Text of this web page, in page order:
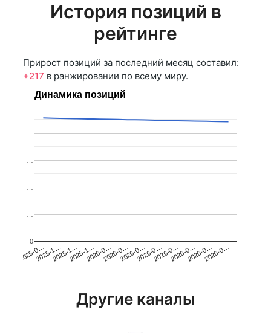
История позиций в
рейтинге
Прирост позиций за последний месяц составил:
+217 в ранжировании по всему миру.
Динамика позиций
2025-0…2025-1…2025-1…2025-1…2026-0…2026-0…2026-0…2026-0…2026-0…2026-0…2026-0…2026-0…
0
…
…
Другие каналы